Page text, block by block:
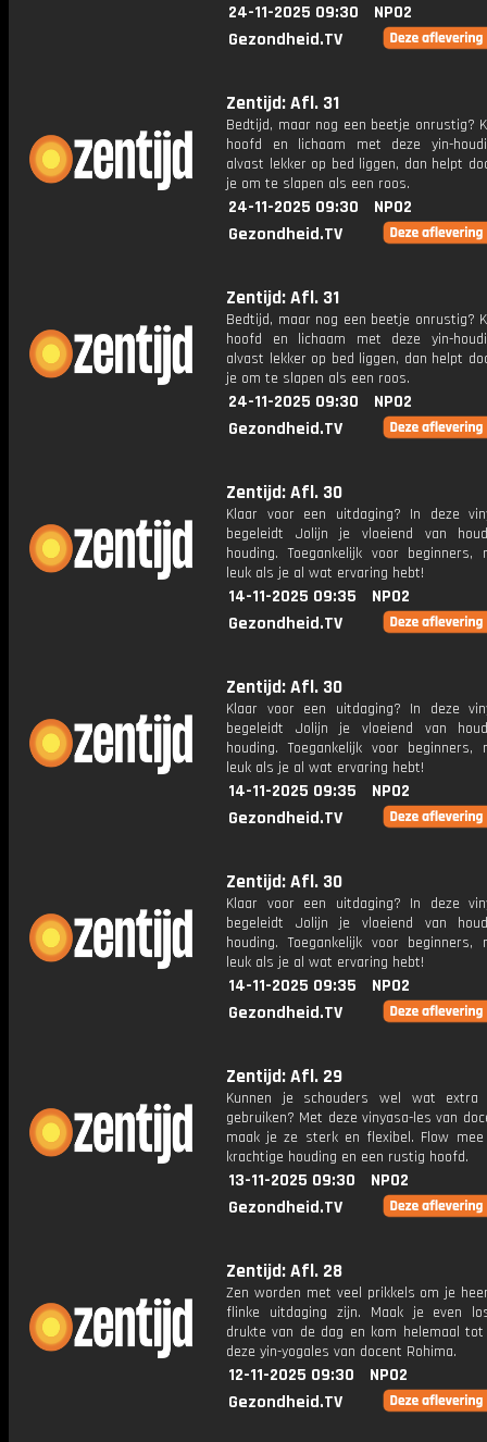
24-11-2025 09:30
NPO2
Gezondheid.TV
Zentijd: Afl. 31
Bedtijd, maar nog een beetje onrustig?
hoofd en lichaam met deze yin-
alvast lekker op bed liggen, dan helpt
je om te slapen als een roos.
24-11-2025 09:30
NPO2
Gezondheid.TV
Zentijd: Afl. 31
Bedtijd, maar nog een beetje onrustig?
hoofd en lichaam met deze yin-
alvast lekker op bed liggen, dan helpt
je om te slapen als een roos.
24-11-2025 09:30
NPO2
Gezondheid.TV
Zentijd: Afl. 30
Klaar voor een uitdaging? In deze
begeleidt Jolijn je vloeiend van
houding. Toegankelijk voor beginners,
leuk als je al wat ervaring hebt!
14-11-2025 09:35
NPO2
Gezondheid.TV
Zentijd: Afl. 30
Klaar voor een uitdaging? In deze
begeleidt Jolijn je vloeiend van
houding. Toegankelijk voor beginners,
leuk als je al wat ervaring hebt!
14-11-2025 09:35
NPO2
Gezondheid.TV
Zentijd: Afl. 30
Klaar voor een uitdaging? In deze
begeleidt Jolijn je vloeiend van
houding. Toegankelijk voor beginners,
leuk als je al wat ervaring hebt!
14-11-2025 09:35
NPO2
Gezondheid.TV
Zentijd: Afl. 29
Kunnen je schouders wel wat extra
gebruiken? Met deze vinyasa-les van
maak je ze sterk en flexibel. Flow
krachtige houding en een rustig hoofd.
13-11-2025 09:30
NPO2
Gezondheid.TV
Zentijd: Afl. 28
Zen worden met veel prikkels om je
flinke uitdaging zijn. Maak je even
drukte van de dag en kom helemaal
deze yin-yogales van docent Rohima.
12-11-2025 09:30
NPO2
Gezondheid.TV